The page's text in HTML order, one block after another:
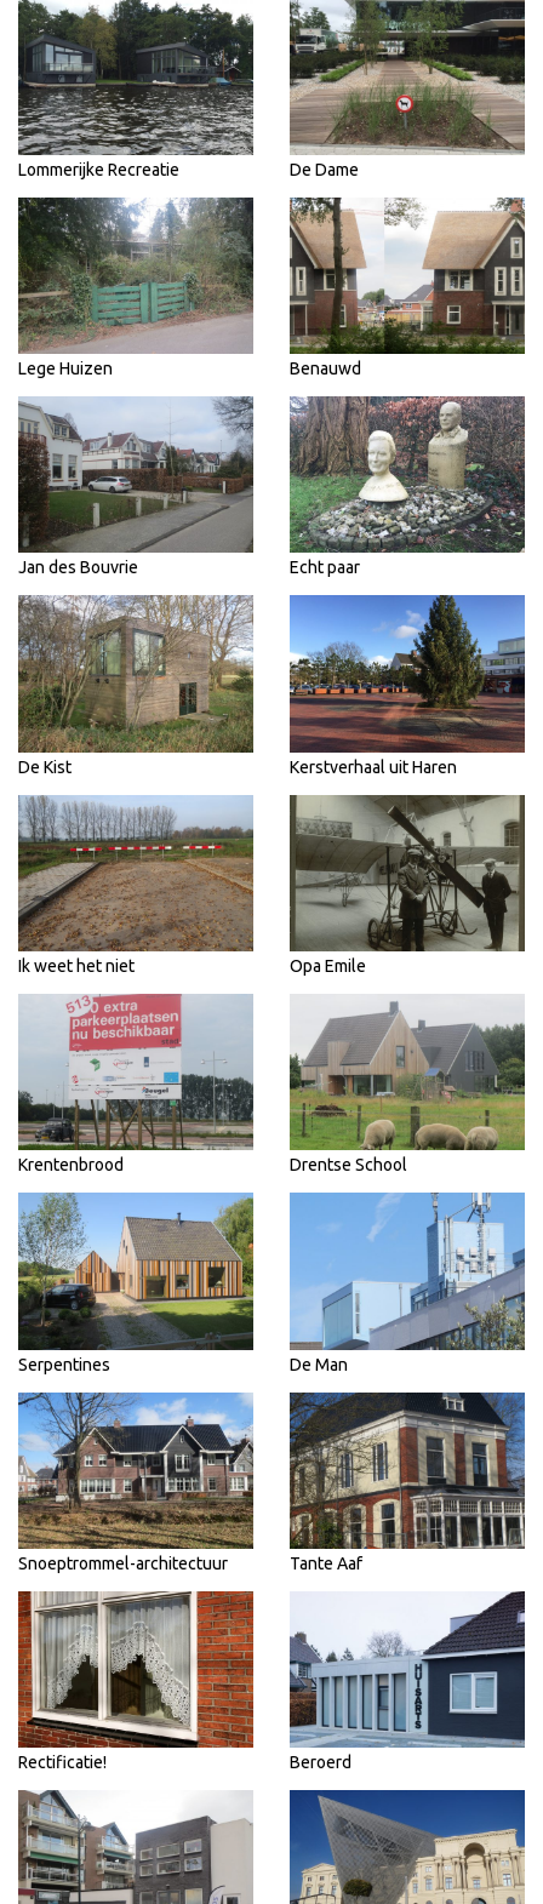
Lommerijke Recreatie De Dame
Lege Huizen Benauwd
Jan des Bouvrie Echt paar
De Kist Kerstverhaal uit Haren
Ik weet het niet Opa Emile
Krentenbrood Drentse School
Serpentines De Man
Snoeptrommel-architectuur Tante Aaf
Rectificatie! Beroerd